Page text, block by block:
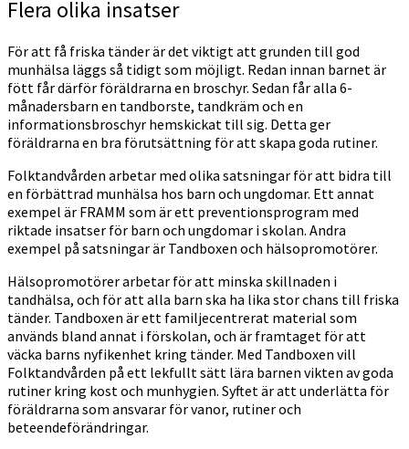
Flera olika insatser
För att få friska tänder är det viktigt att grunden till god
munhälsa läggs så tidigt som möjligt. Redan innan barnet är
fött får därför föräldrarna en broschyr. Sedan får alla 6-
månadersbarn en tandborste, tandkräm och en
informationsbroschyr hemskickat till sig. Detta ger
föräldrarna en bra förutsättning för att skapa goda rutiner.
Folktandvården arbetar med olika satsningar för att bidra till
en förbättrad munhälsa hos barn och ungdomar. Ett annat
exempel är FRAMM som är ett preventionsprogram med
riktade insatser för barn och ungdomar i skolan. Andra
exempel på satsningar är Tandboxen och hälsopromotörer.
Hälsopromotörer arbetar för att minska skillnaden i
tandhälsa, och för att alla barn ska ha lika stor chans till friska
tänder. Tandboxen är ett familjecentrerat material som
används bland annat i förskolan, och är framtaget för att
väcka barns nyfikenhet kring tänder. Med Tandboxen vill
Folktandvården på ett lekfullt sätt lära barnen vikten av goda
rutiner kring kost och munhygien. Syftet är att underlätta för
föräldrarna som ansvarar för vanor, rutiner och
beteendeförändringar.